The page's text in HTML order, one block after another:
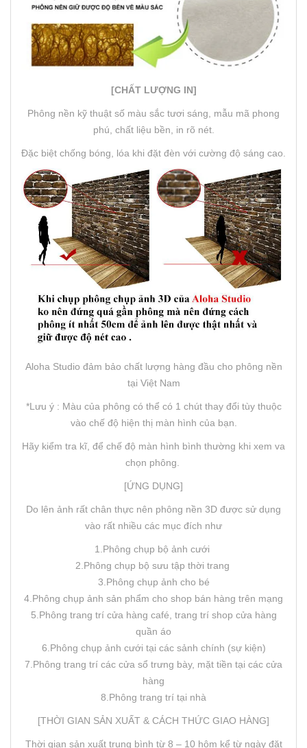
[CHẤT LƯỢNG IN]
Phông nền kỹ thuật số màu sắc tươi sáng, mẫu mã phong
phú, chất liệu bền, in rõ nét.
Đặc biệt chống bóng, lóa khi đặt đèn với cường độ sáng cao.
Aloha Studio đảm bảo chất lượng hàng đầu cho phông nền
tại Việt Nam
*Lưu ý : Màu của phông có thể có 1 chút thay đổi tùy thuộc
vào chế độ hiện thị màn hình của bạn.
Hãy kiểm tra kĩ, để chế độ màn hình bình thường khi xem va
chọn phông.
[ỨNG DỤNG]
Do lên ảnh rất chân thực nên phông nền 3D được sử dụng
vào rất nhiều các mục đích như
1.Phông chụp bộ ảnh cưới
2.Phông chụp bộ sưu tập thời trang
3.Phông chụp ảnh cho bé
4.Phông chụp ảnh sản phẩm cho shop bán hàng trên mạng
5.Phông trang trí cửa hàng café, trang trí shop cửa hàng
quần áo
6.Phông chụp ảnh cưới tại các sảnh chính (sự kiện)
7.Phông trang trí các cửa sổ trưng bày, mặt tiền tại các cửa
hàng
8.Phông trang trí tại nhà
[THỜI GIAN SẢN XUẤT & CÁCH THỨC GIAO HÀNG]
Thời gian sản xuất trung bình từ 8 – 10 hôm kể từ ngày đặt